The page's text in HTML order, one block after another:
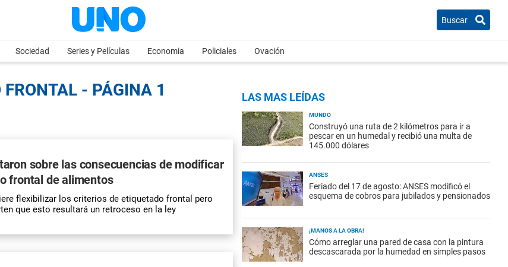
Buscar
Sociedad Series y Películas Economia Policiales Ovación
- PÁGINA 1
sobre las consecuencias de modificar
frontal de alimentos
flexibilizar los criterios de etiquetado frontal pero
que esto resultará un retroceso en la ley
LAS MAS LEÍDAS
MUNDO
Construyó una ruta de 2 kilómetros para ir a
pescar en un humedal y recibió una multa de
145.000 dólares
ANSES
Feriado del 17 de agosto: ANSES modificó el
esquema de cobros para jubilados y pensionados
¡MANOS A LA OBRA!
Cómo arreglar una pared de casa con la pintura
descascarada por la humedad en simples pasos